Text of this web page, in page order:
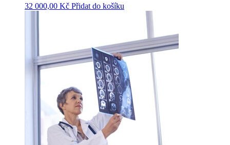
32 000,00 Kč Přidat do košíku